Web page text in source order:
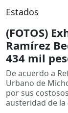
Estados
(FOTOS)
Ramírez
434 mil
De acuerdo a
Urbano de
por sus
austeridad de la